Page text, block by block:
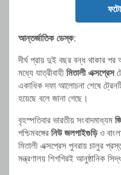
আন্তর্জাতিক ডেস্ক:
দীর্ঘ প্রায় দুই বছর বন্ধ থাকার পর
মধ্যে যাত্রীবাহী মিতালী এক্সপ্রেস
একাধিক দফা আলোচনা শেষে
হয়েছে বলে জানা গেছে।
বৃহস্পতিবার ভারতীয় সংবাদমাধ্যম
পশ্চিমবঙ্গের নিউ জলপাইগুড়িও
মিতালী এক্সপ্রেস পুনরায় চালুর
মন্ত্রণালয় শিগগিরই আনুষ্ঠানিক